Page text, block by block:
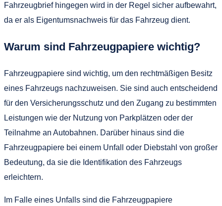
Fahrzeugbrief hingegen wird in der Regel sicher aufbewahrt,
da er als Eigentumsnachweis für das Fahrzeug dient.
Warum sind Fahrzeugpapiere wichtig?
Fahrzeugpapiere sind wichtig, um den rechtmäßigen Besitz
eines Fahrzeugs nachzuweisen. Sie sind auch entscheidend
für den Versicherungsschutz und den Zugang zu bestimmten
Leistungen wie der Nutzung von Parkplätzen oder der
Teilnahme an Autobahnen. Darüber hinaus sind die
Fahrzeugpapiere bei einem Unfall oder Diebstahl von großer
Bedeutung, da sie die Identifikation des Fahrzeugs
erleichtern.
Im Falle eines Unfalls sind die Fahrzeugpapiere